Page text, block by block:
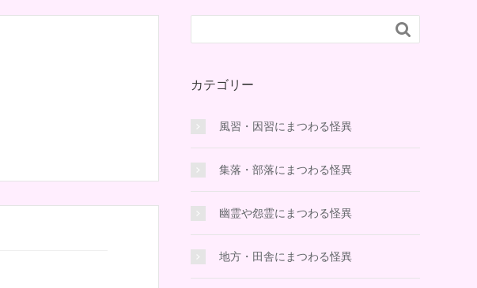

カテゴリー
風習・因習にまつわる怪異
集落・部落にまつわる怪異
幽霊や怨霊にまつわる怪異
地方・田舎にまつわる怪異